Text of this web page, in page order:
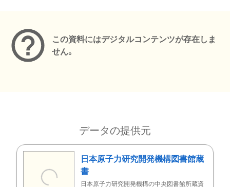
この資料にはデジタルコンテンツが存在しま
せん。
データの提供元
日本原子力研究開発機構図書館蔵
書
日本原子力研究開発機構の中央図書館所蔵資